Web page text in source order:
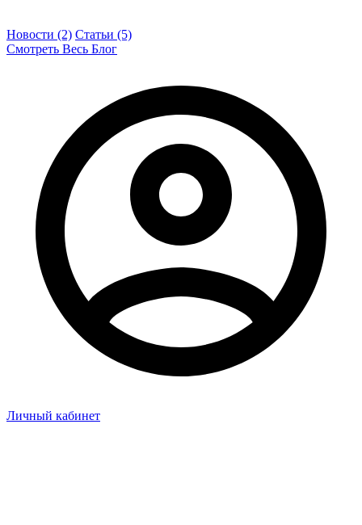
Новости (2) Статьи (5)
Смотреть Весь Блог
Личный кабинет